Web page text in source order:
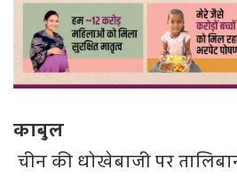
काबुल
चीन की धोखेबाजी पर